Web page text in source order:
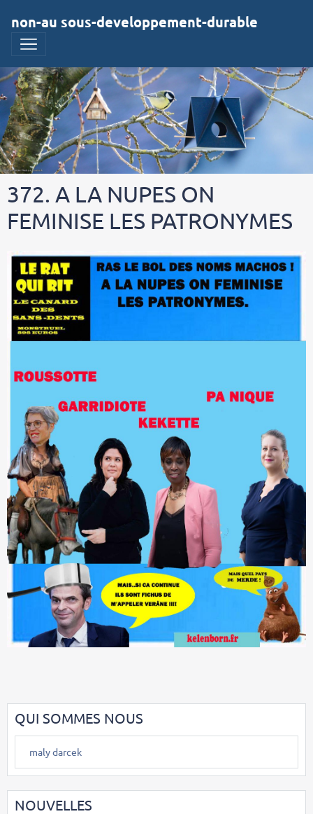
non-au sous-developpement-durable
372. A LA NUPES ON
FEMINISE LES PATRONYMES
QUI SOMMES NOUS
maly darcek
NOUVELLES